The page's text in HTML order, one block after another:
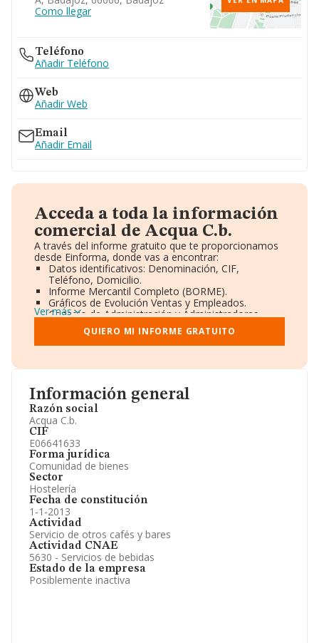
Información general
Razón social
Acqua C.b.
CIF
E06641633
Forma jurídica
Comunidad de bienes
Sector
Hostelería
Fecha de constitución
1-1-2013
Actividad
Servicio de otros cafés y bares
Actividad CNAE
5630 - Servicios de bebidas
Estado de la empresa
Posiblemente inactiva
Como llegar
Teléfono
Añadir Teléfono
Web
Añadir Web
Email
Añadir Email
Acceda a toda la información
comercial de Acqua C.b.
A través del informe gratuito que te proporcionamos
desde Einforma, donde vas a encontrar:
Datos identificativos: Denominación, CIF,
Teléfono, Domicilio.
Informe Mercantil Completo (BORME).
Gráficos de Evolución Ventas y Empleados.
Consejo de Administración y Administradores.
Directivos y Ejecutivos.
Accionistas.
Participaciones y Vinculaciones en otras empresas.
Información oficial y registral complementaria.
Ver más
QUIERO MI INFORME GRATUITO